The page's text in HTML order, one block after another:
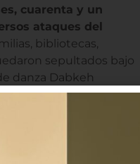
cuarenta y un
ataques del
bibliotecas,
sepultados bajo
danza Dabkeh
años, las dos niñas
artistas y escritores